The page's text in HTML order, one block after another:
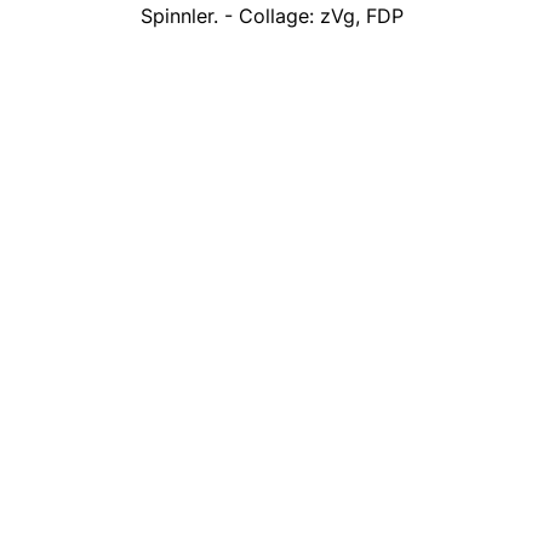
Spinnler. - Collage: zVg, FDP